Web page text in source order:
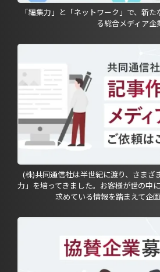
「編集力」と「ネットワーク」で、新
る総合メディア企
(株)共同通信社は半世紀に渡り、さまざ
力」を培ってきました。お客様が世の中
求めている情報を踏まえて企画